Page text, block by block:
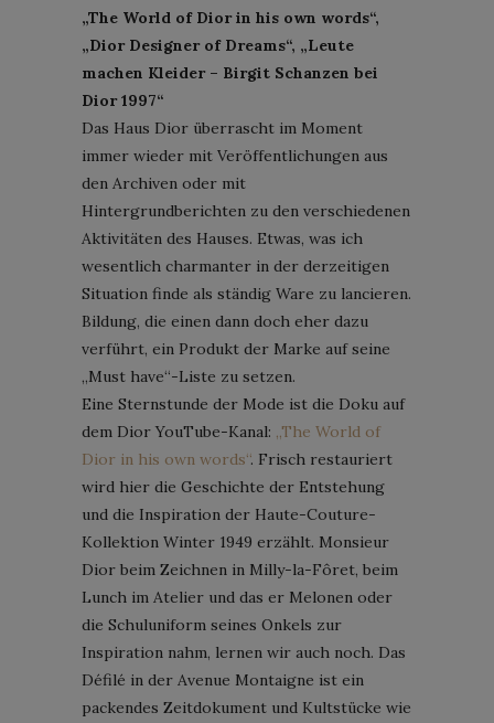
„The World of Dior in his own words“,
„Dior Designer of Dreams“, „Leute
machen Kleider – Birgit Schanzen bei
Dior 1997“
Das Haus Dior überrascht im Moment
immer wieder mit Veröffentlichungen aus
den Archiven oder mit
Hintergrundberichten zu den verschiedenen
Aktivitäten des Hauses. Etwas, was ich
wesentlich charmanter in der derzeitigen
Situation finde als ständig Ware zu lancieren.
Bildung, die einen dann doch eher dazu
verführt, ein Produkt der Marke auf seine
„Must have“-Liste zu setzen.
Eine Sternstunde der Mode ist die Doku auf
dem Dior YouTube-Kanal:
„The World of
Dior in his own words“. Frisch restauriert
wird hier die Geschichte der Entstehung
und die Inspiration der Haute-Couture-
Kollektion Winter 1949 erzählt. Monsieur
Dior beim Zeichnen in Milly-la-Fôret, beim
Lunch im Atelier und das er Melonen oder
die Schuluniform seines Onkels zur
Inspiration nahm, lernen wir auch noch. Das
Défilé in der Avenue Montaigne ist ein
packendes Zeitdokument und Kultstücke wie